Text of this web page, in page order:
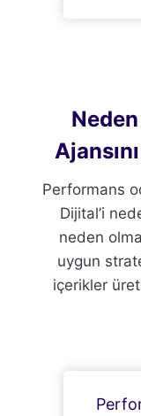
Performans
Dijital’i
neden
uygun
içerikler